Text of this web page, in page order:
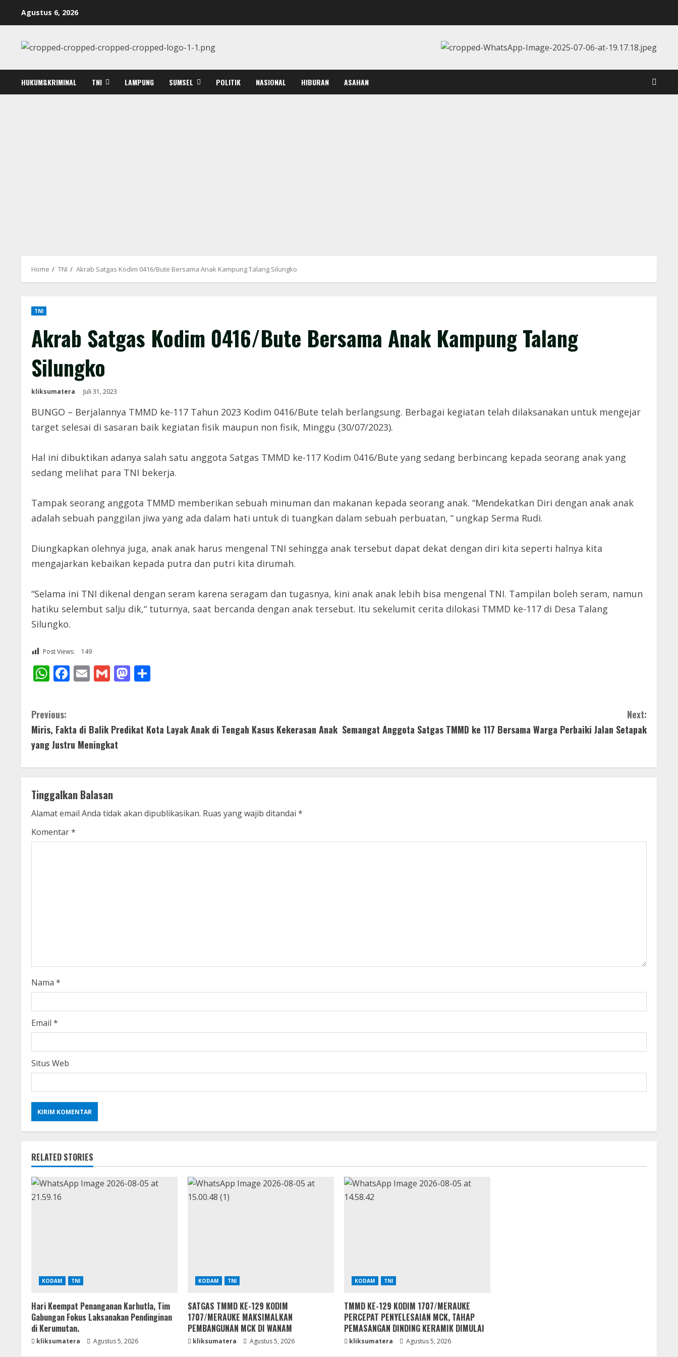
Agustus 6, 2026
HUKUM&KRIMINAL TNI LAMPUNG SUMSEL POLITIK NASIONAL HIBURAN ASAHAN
Home TNI Akrab Satgas Kodim 0416/Bute Bersama Anak Kampung Talang Silungko
TNI
Akrab Satgas Kodim 0416/Bute Bersama Anak Kampung Talang
Silungko
kliksumatera Juli 31, 2023
BUNGO – Berjalannya TMMD ke-117 Tahun 2023 Kodim 0416/Bute telah berlangsung. Berbagai kegiatan telah dilaksanakan untuk mengejar
target selesai di sasaran baik kegiatan fisik maupun non fisik, Minggu (30/07/2023).
Hal ini dibuktikan adanya salah satu anggota Satgas TMMD ke-117 Kodim 0416/Bute yang sedang berbincang kepada seorang anak yang
sedang melihat para TNI bekerja.
Tampak seorang anggota TMMD memberikan sebuah minuman dan makanan kepada seorang anak. “Mendekatkan Diri dengan anak anak
adalah sebuah panggilan jiwa yang ada dalam hati untuk di tuangkan dalam sebuah perbuatan, “ ungkap Serma Rudi.
Diungkapkan olehnya juga, anak anak harus mengenal TNI sehingga anak tersebut dapat dekat dengan diri kita seperti halnya kita
mengajarkan kebaikan kepada putra dan putri kita dirumah.
“Selama ini TNI dikenal dengan seram karena seragam dan tugasnya, kini anak anak lebih bisa mengenal TNI. Tampilan boleh seram, namun
hatiku selembut salju dik,“ tuturnya, saat bercanda dengan anak tersebut. Itu sekelumit cerita dilokasi TMMD ke-117 di Desa Talang
Silungko.
Post Views: 149
WhatsApp
Facebook
EmailGmailMastodon
C
o
i
n
u
i
n
g
Previous:
Miris, Fakta di Balik Predikat Kota Layak Anak di Tengah Kasus Kekerasan Anak
yang Justru Meningkat
Next:
Semangat Anggota Satgas TMMD ke 117 Bersama Warga Perbaiki Jalan Setapak
Tinggalkan Balasan
Alamat email Anda tidak akan dipublikasikan. Ruas yang wajib ditandai *
Komentar*
Nama *
Email *
Situs Web
RELATED STORIES
KODAM TNI
Hari Keempat Penanganan Karhutla, Tim
Gabungan Fokus Laksanakan Pendinginan
di Kerumutan.
kliksumatera Agustus 5, 2026
KODAM TNI
SATGAS TMMD KE-129 KODIM
1707/MERAUKE MAKSIMALKAN
PEMBANGUNAN MCK DI WANAM
kliksumatera Agustus 5, 2026
KODAM TNI
TMMD KE-129 KODIM 1707/MERAUKE
PERCEPAT PENYELESAIAN MCK, TAHAP
PEMASANGAN DINDING KERAMIK DIMULAI
kliksumatera Agustus 5, 2026